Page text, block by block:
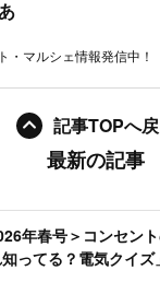
・マルシェ情報発信中！
記事TOPへ
最新の記事
年春号＞コンセン
ってる？電気クイズ